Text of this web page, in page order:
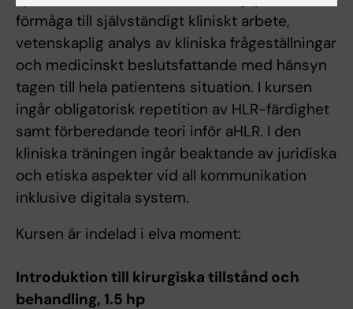
förmåga till självständigt kliniskt arbete,
vetenskaplig analys av kliniska frågeställningar
och medicinskt beslutsfattande med hänsyn
tagen till hela patientens situation. I kursen
ingår obligatorisk repetition av HLR-färdighet
samt förberedande teori inför aHLR. I den
kliniska träningen ingår beaktande av juridiska
och etiska aspekter vid all kommunikation
inklusive digitala system.
Kursen är indelad i elva moment:
Introduktion till kirurgiska tillstånd och
behandling, 1.5 hp